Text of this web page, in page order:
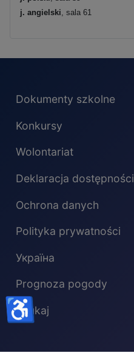
j. angielski, sala 61
Dokumenty szkolne
Konkursy
Wolontariat
Deklaracja dostępności
Ochrona danych
Polityka prywatności
Україна
Prognoza pogody
Szukaj